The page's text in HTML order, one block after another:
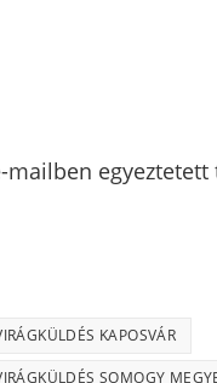
mailben egyeztetett
KAPOSVÁR
SOMOGY